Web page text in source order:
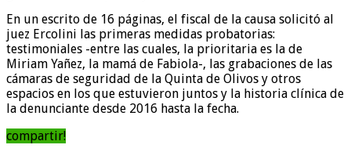
En un escrito de 16 páginas, el fiscal de la causa solicitó al
juez Ercolini las primeras medidas probatorias:
testimoniales -entre las cuales, la prioritaria es la de
Miriam Yañez, la mamá de Fabiola-, las grabaciones de las
cámaras de seguridad de la Quinta de Olivos y otros
espacios en los que estuvieron juntos y la historia clínica de
la denunciante desde 2016 hasta la fecha.
compartir!